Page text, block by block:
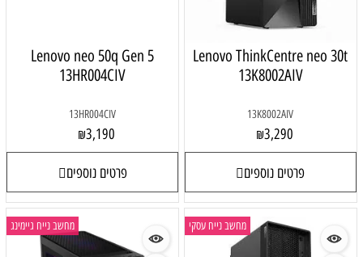
Lenovo ThinkCentre neo 30t
13K8002AIV
13K8002AIV
₪3,290
פרטים נוספים
Lenovo neo 50q Gen 5
13HR004CIV
13HR004CIV
₪3,190
פרטים נוספים
מחשב נייח עסקי מחשב נייח גיימינג